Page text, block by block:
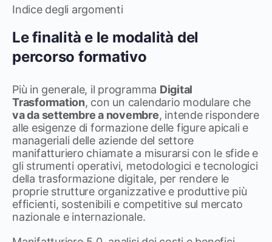
Indice degli argomenti
Le finalità e le modalità del
percorso formativo
Più in generale, il programma Digital
Trasformation, con un calendario modulare che
va da settembre a novembre, intende rispondere
alle esigenze di formazione delle figure apicali e
manageriali delle aziende del settore
manifatturiero chiamate a misurarsi con le sfide e
gli strumenti operativi, metodologici e tecnologici
della trasformazione digitale, per rendere le
proprie strutture organizzative e produttive più
efficienti, sostenibili e competitive sul mercato
nazionale e internazionale.